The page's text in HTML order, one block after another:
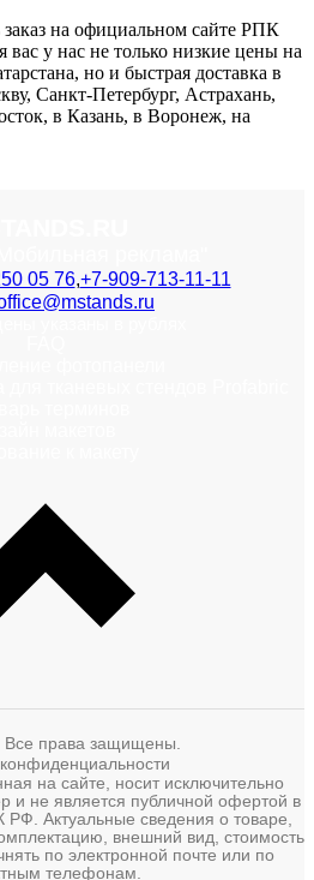
заказ на официальном сайте РПК
у нас не только низкие цены на
но и быстрая доставка в
Санкт-Петербург, Астрахань,
в Казань, в Воронеж, на
05 76,+7-909-713-11-11
Все права защищены.
на сайте, носит исключительно
и не является публичной офертой в
РФ. Актуальные сведения о товаре,
внешний вид, стоимость
по электронной почте или по
телефонам.